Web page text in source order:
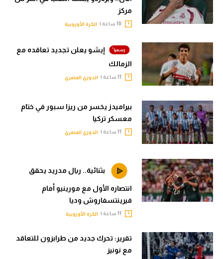
مركز
الكرة الأوروبية
إيشو يعلن تجديد تعاقده مع
الزمالك
الدوري المصري
بيراميدز يخسر من ريزا سبور في ختام
معسكر تركيا
الدوري المصري
بثنائية.. ريال مدريد يحقق
انتصاره الأول مع مورينيو أمام
فيرينتسفاروش وديا
الكرة الأوروبية
تقرير: تحرك جديد من طرابزون للتعاقد
مع نونيز